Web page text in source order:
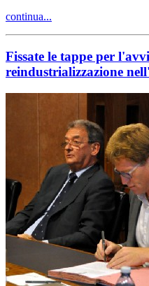
continua...
Fissate le tappe per
reindustrializzazione